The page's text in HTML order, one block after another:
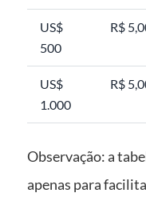
US$
500
R$
US$
1.000
R$
Observação: a
apenas para